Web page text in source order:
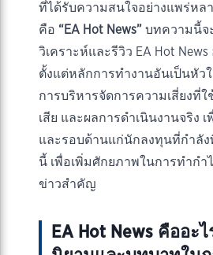
ที่ได้รับความสนใจอย่างแพร่หล
คือ “EA Hot News” บทความนี้จ
วิเคราะห์และรีวิว EA Hot
ตั้งแต่หลักการทำงานอันเป็นหัว
การบริหารจัดการความเสี่ยงที่
เสีย และผลการดำเนินงานจริง
และรอบด้านแก่นักลงทุนที่กำลัง
นี้ เพื่อเพิ่มศักยภาพในการทำกำ
ข่าวสำคัญ
EA Hot News คืออะไ